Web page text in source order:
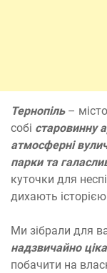
Тернопіль–
собі старовинну
атмосферні
парки та
куточки для
дихають
Ми зібрали для
надзвичайно
побачити на